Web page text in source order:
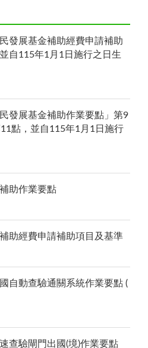
發展基金補助經費申請補助
自115年1月1日施行之日生
發展基金補助作業要點」第9
點，並自115年1月1日施行
助作業要點
助經費申請補助項目及基準
自動查驗通關系統作業要點 (
查驗閘門出國(境)作業要點